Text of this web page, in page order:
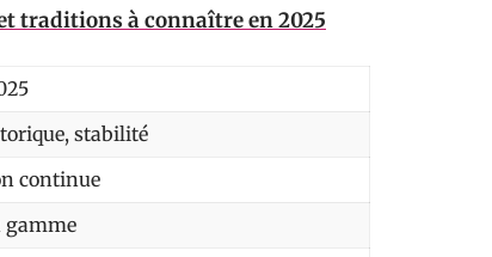
traditions à connaître en 2025
stabilité
continue
gamme